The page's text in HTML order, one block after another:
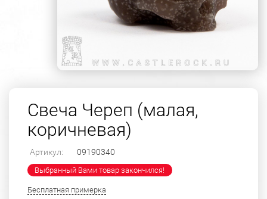
Свеча Череп (малая,
коричневая)
Артикул: 09190340
Выбранный Вами товар закончился!
Бесплатная примерка